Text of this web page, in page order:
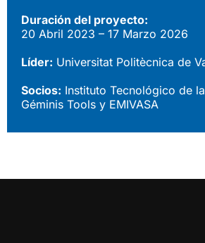
Duración del proyecto:
20 Abril 2023 – 17 Marzo 2026
Líder: Universitat Politècnica de
Socios: Instituto Tecnológico de
Géminis Tools y EMIVASA